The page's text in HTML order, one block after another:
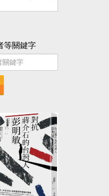
等關鍵字